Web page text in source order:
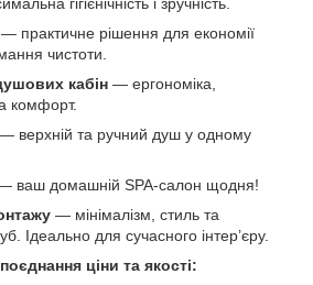
гігієнічність і зручність.
— практичне рішення для економії
чистоти.
кабін — ергономіка,
комфорт.
— верхній та ручний душ у одному
ваш домашній SPA-салон щодня!
— мінімалізм, стиль та
Ідеально для сучасного інтер’єру.
ціни та якості: